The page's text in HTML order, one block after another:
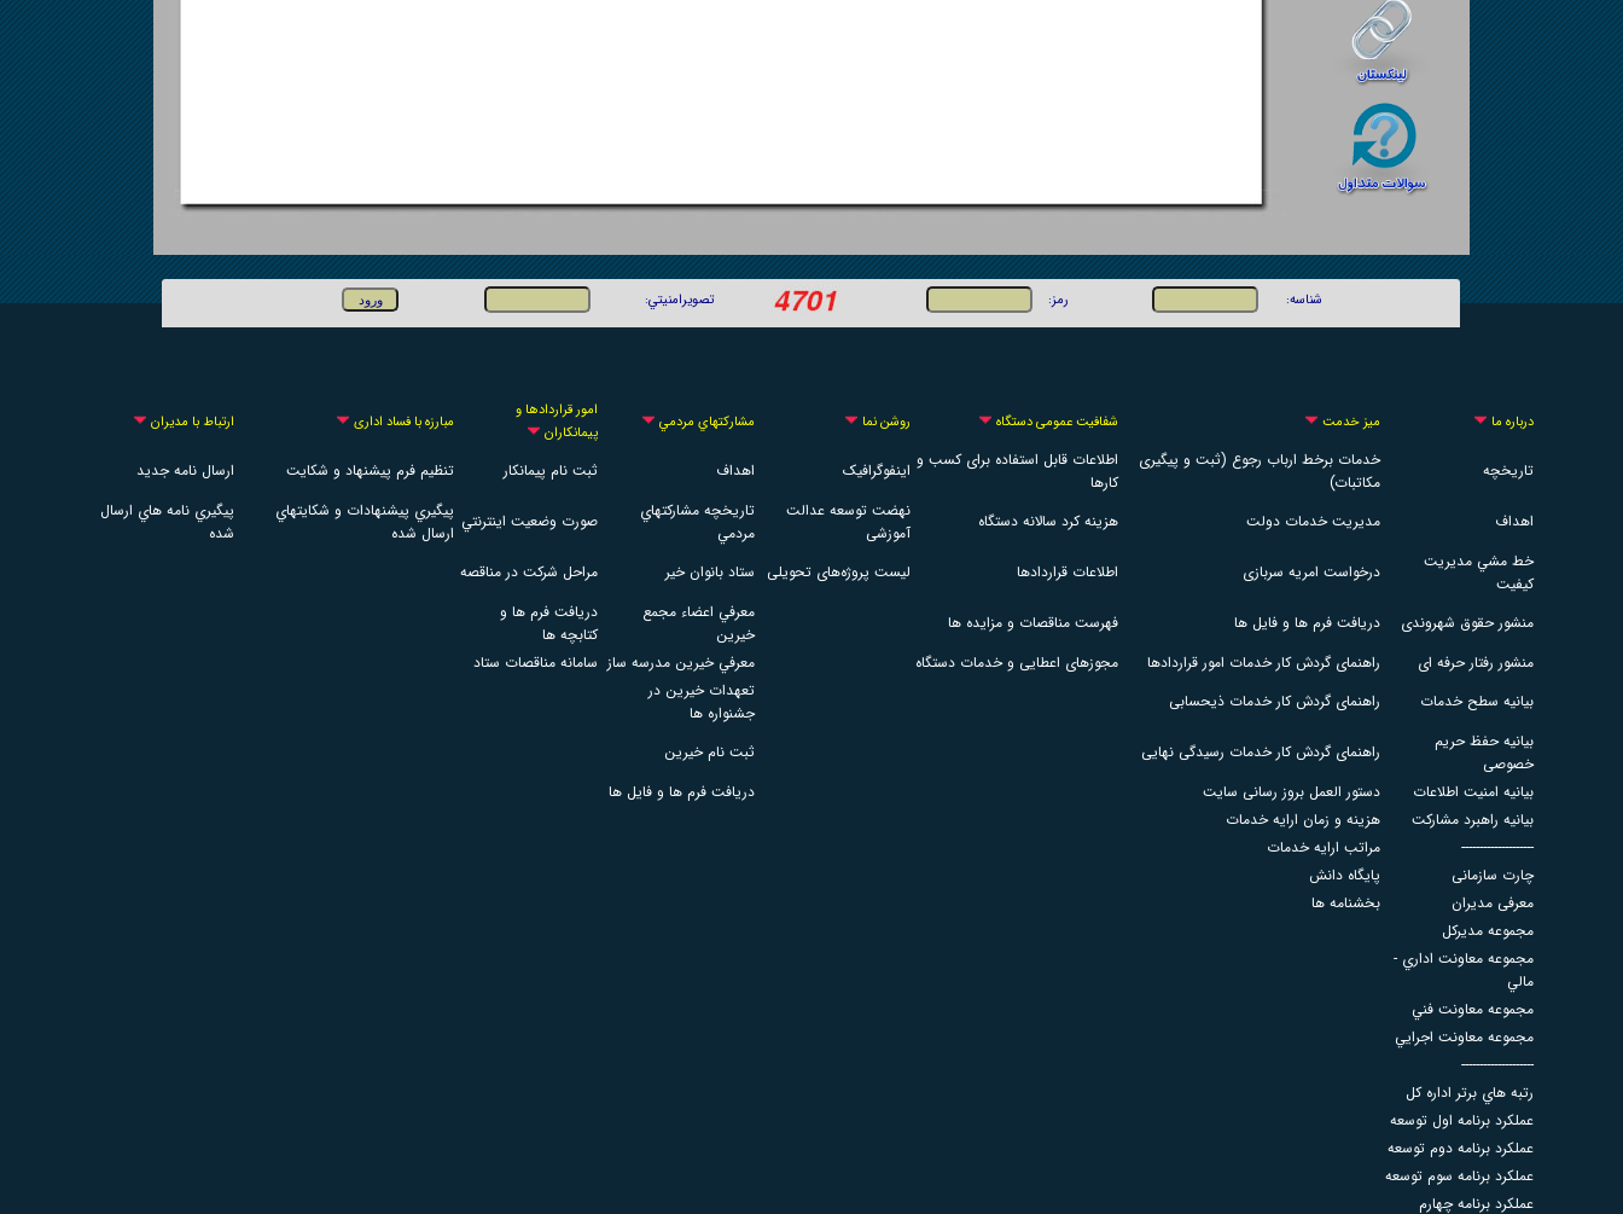
درباره ما میز خدمت شفافیت عمومی دستگاه روشن نما مشاركتهاي مردمي
امور قراردادها و
پيمانكاران
مبارزه با فساد اداری ارتباط با مديران
تاريخچه
خدمات برخط ارباب رجوع (ثبت و پیگیری
مکاتبات)
اطلاعات قابل استفاده برای کسب و
کارها
اینفوگرافیک اهداف ثبت نام پيمانكار تنظيم فرم پيشنهاد و شكايت ارسال نامه جديد
اهداف مدیریت خدمات دولت هزینه کرد سالانه دستگاه
نهضت توسعه عدالت
آموزشی
تاريخچه مشاركتهاي
مردمي
صورت وضعيت اينترنتي پيگيري پيشنهادات و شكايتهاي
ارسال شده
پيگيري نامه هاي ارسال
شده
خط مشي مديريت
كيفيت
درخواست امریه سربازی اطلاعات قراردادها لیست پروژه‌های تحویلی ستاد بانوان خير مراحل شركت در مناقصه
منشور حقوق شهروندی دريافت فرم ها و فايل ها فهرست مناقصات و مزایده ها
معرفي اعضاء مجمع
خيرين
دريافت فرم ها و
كتابچه ها
منشور رفتار حرفه ای
راهنمای گردش کار خدمات امور قراردادها مجوزهای اعطایی و خدمات دستگاه معرفي خيرين مدرسه ساز سامانه مناقصات ستاد
بیانیه سطح خدمات
راهنمای گردش کار خدمات ذیحسابی
تعهدات خيرين در
جشنواره ها
بیانیه حفظ حریم
خصوصی
راهنمای گردش کار خدمات رسیدگی نهایی
ثبت نام خيرين
بیانیه امنیت اطلاعات
دستور العمل بروز رسانی سایت
دريافت فرم ها و فايل ها
بیانیه راهبرد مشارکت
هزینه و زمان ارایه خدمات
--------------------
مراتب ارایه خدمات
چارت سازمانی
پایگاه دانش
معرفی مدیران
بخشنامه ها
مجموعه مديركل
مجموعه معاونت اداري -
مالي
مجموعه معاونت فني
مجموعه معاونت اجرايي
--------------------
رتبه هاي برتر اداره كل
عملكرد برنامه اول توسعه
عملكرد برنامه دوم توسعه
عملكرد برنامه سوم توسعه
عملكرد برنامه چهارم